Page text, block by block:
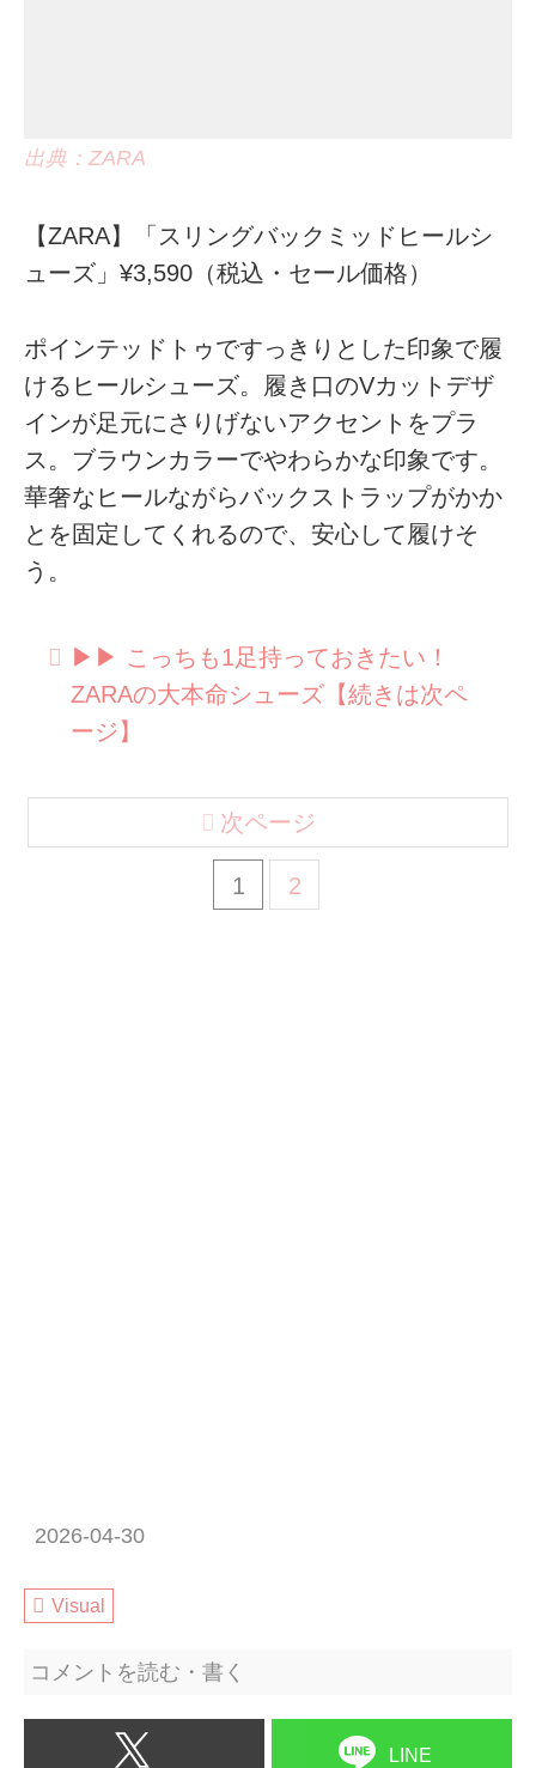
出典：ZARA
【ZARA】「スリングバックミッドヒールシ
ューズ」¥3,590（税込・セール価格）
ポインテッドトゥですっきりとした印象で履
けるヒールシューズ。履き口のVカットデザ
インが足元にさりげないアクセントをプラ
ス。ブラウンカラーでやわらかな印象です。
華奢なヒールながらバックストラップがかか
とを固定してくれるので、安心して履けそ
う。
▶︎▶︎ こっちも1足持っておきたい！
ZARAの大本命シューズ【続きは次ペ
ージ】
1 2
次ページ
2026-04-30
Visual
コメントを読む・書く
LINE